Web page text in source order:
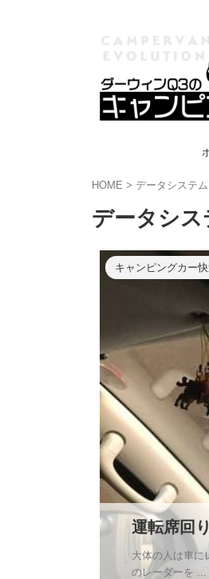
HOME > データシステム
データシス
キャンピングカー
運転席回
大体の人は車に
のレーダーを ...